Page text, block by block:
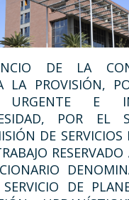
DE LA
LA PROVISIÓN,
E
POR EL
DE SERVICIOS
DE